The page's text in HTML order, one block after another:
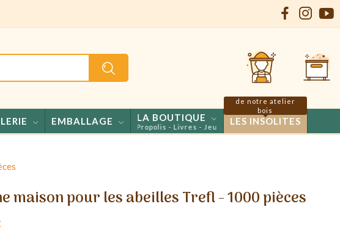
EMBALLAGE LA BOUTIQUE
Miels - Confiseries - Propolis - Livres - Jeux
LES INSOLITES
de notre atelier
bois
maison pour les abeilles Trefl - 1000 pièces